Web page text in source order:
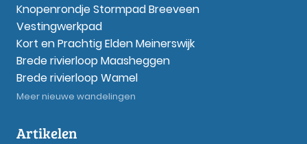
Knopenrondje Stormpad Breeveen
Vestingwerkpad
Kort en Prachtig Elden Meinerswijk
Brede rivierloop Maasheggen
Brede rivierloop Wamel
Meer nieuwe wandelingen
Artikelen